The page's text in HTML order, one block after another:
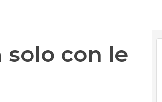
solo con le